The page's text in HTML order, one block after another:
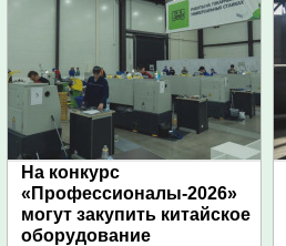
На конкурс
«Профессионалы-2026»
могут закупить китайское
оборудование